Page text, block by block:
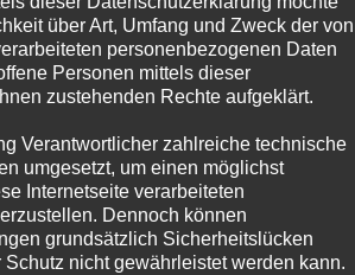
über Art, Umfang und Zweck der von
personenbezogenen Daten
Personen mittels dieser
zustehenden Rechte aufgeklärt.
Verantwortlicher zahlreiche technische
umgesetzt, um einen möglichst
Internetseite verarbeiteten
Dennoch können
grundsätzlich Sicherheitslücken
nicht gewährleistet werden kann.